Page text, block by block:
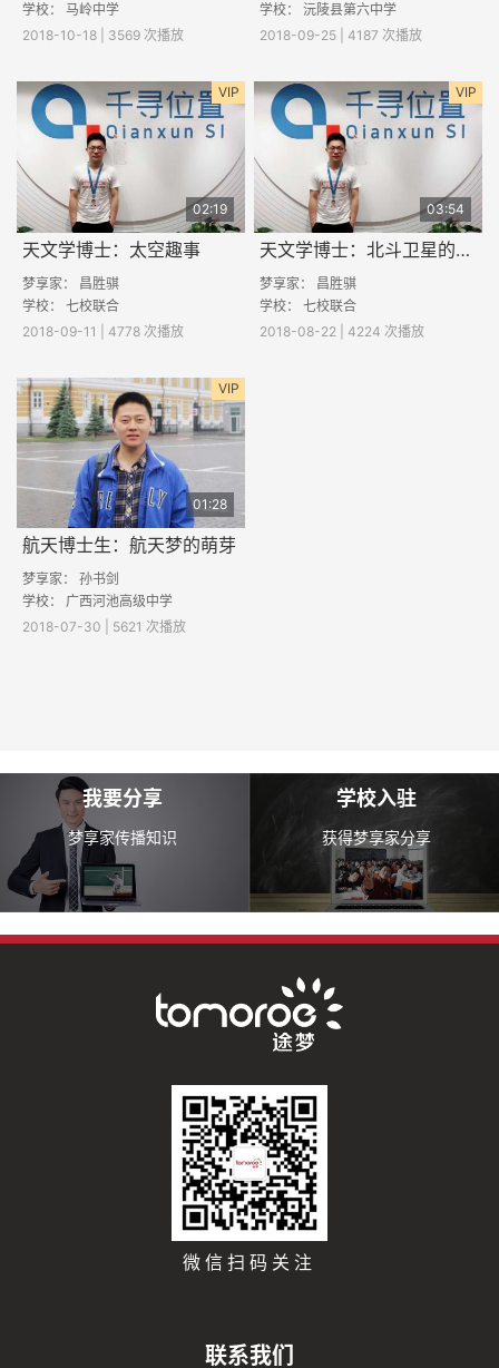
学校： 马岭中学
2018-10-18 | 3569 次播放
学校： 沅陵县第六中学
2018-09-25 | 4187 次播放
VIP
02:19
天文学博士：太空趣事
梦享家： 昌胜骐
学校： 七校联合
2018-09-11 | 4778 次播放
VIP
03:54
天文学博士：北斗卫星的故事
梦享家： 昌胜骐
学校： 七校联合
2018-08-22 | 4224 次播放
VIP
01:28
航天博士生：航天梦的萌芽
梦享家： 孙书剑
学校： 广西河池高级中学
2018-07-30 | 5621 次播放
我要分享
梦享家传播知识
学校入驻
获得梦享家分享
微信扫码关注
联系我们